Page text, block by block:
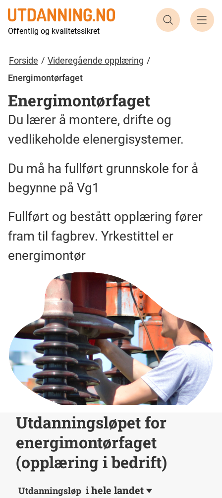
Offentlig og kvalitetssikret
Søk etter
Forside
Videregående opplæring
Energimontørfaget
Energimontørfaget
Du lærer å montere, drifte og
vedlikeholde elenergisystemer.
Du må ha fullført grunnskole for å
begynne på Vg1
Fullført og bestått opplæring fører
fram til fagbrev. Yrkestittel er
energimontør
Utdanningsløpet for
energimontørfaget
(opplæring i bedrift)
Utdanningsløp i hele landet